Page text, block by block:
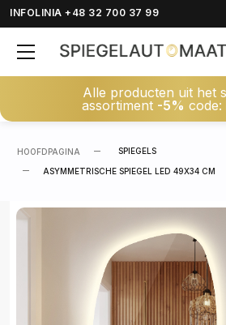
INFOLINIA +48 32 700 37 99
Alle producten uit het
assortiment -5% code:
HOOFDPAGINA SPIEGELS
ASYMMETRISCHE SPIEGEL LED 49X34 CM